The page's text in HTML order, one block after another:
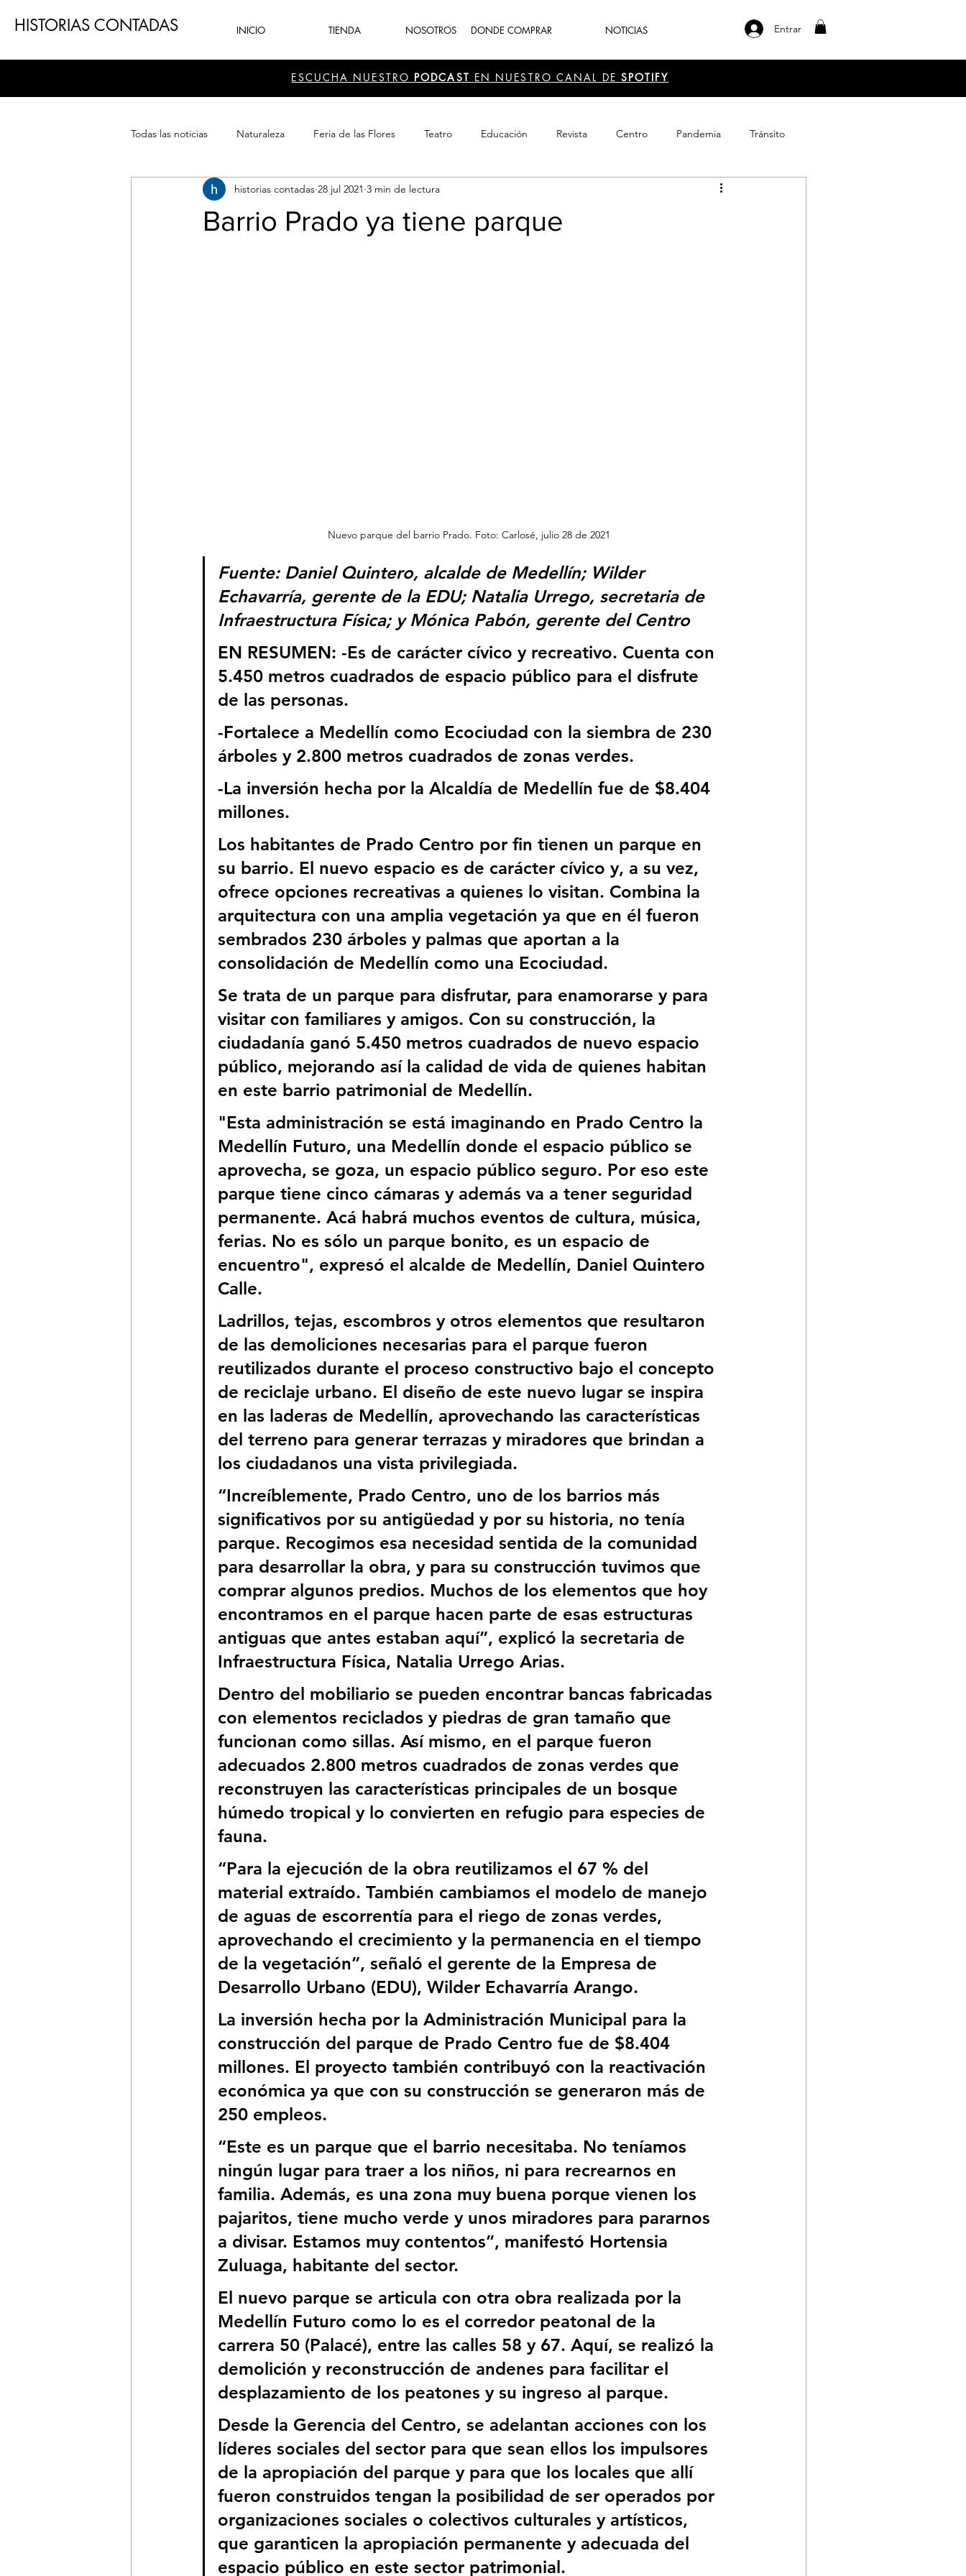
HISTORIAS CONTADAS INICIO TIENDA NOSOTROS DONDE COMPRAR NOTICIAS Entrar
ESCUCHA NUESTRO PODCAST EN NUESTRO CANAL DE SPOTIFY
Todas las noticias Naturaleza Feria de las Flores Teatro Educación Revista Centro Pandemia Tránsito
Patrimonio Sector Cultura Recreación Emprendimiento
Barrio Prado ya tiene parque
historias contadas 28 jul 2021 3 min de lectura
Nuevo parque del barrio Prado. Foto: Carlosé, julio 28 de 2021
Fuente: Daniel Quintero, alcalde de Medellín; Wilder
Echavarría, gerente de la EDU; Natalia Urrego, secretaria de
Infraestructura Física; y Mónica Pabón, gerente del Centro
EN RESUMEN: -Es de carácter cívico y recreativo. Cuenta con
5.450 metros cuadrados de espacio público para el disfrute
de las personas.
-Fortalece a Medellín como Ecociudad con la siembra de 230
árboles y 2.800 metros cuadrados de zonas verdes.
-La inversión hecha por la Alcaldía de Medellín fue de $8.404
millones.
Los habitantes de Prado Centro por fin tienen un parque en
su barrio. El nuevo espacio es de carácter cívico y, a su vez,
ofrece opciones recreativas a quienes lo visitan. Combina la
arquitectura con una amplia vegetación ya que en él fueron
sembrados 230 árboles y palmas que aportan a la
consolidación de Medellín como una Ecociudad.
Se trata de un parque para disfrutar, para enamorarse y para
visitar con familiares y amigos. Con su construcción, la
ciudadanía ganó 5.450 metros cuadrados de nuevo espacio
público, mejorando así la calidad de vida de quienes habitan
en este barrio patrimonial de Medellín.
"Esta administración se está imaginando en Prado Centro la
Medellín Futuro, una Medellín donde el espacio público se
aprovecha, se goza, un espacio público seguro. Por eso este
parque tiene cinco cámaras y además va a tener seguridad
permanente. Acá habrá muchos eventos de cultura, música,
ferias. No es sólo un parque bonito, es un espacio de
encuentro", expresó el alcalde de Medellín, Daniel Quintero
Calle.
Ladrillos, tejas, escombros y otros elementos que resultaron
de las demoliciones necesarias para el parque fueron
reutilizados durante el proceso constructivo bajo el concepto
de reciclaje urbano. El diseño de este nuevo lugar se inspira
en las laderas de Medellín, aprovechando las características
del terreno para generar terrazas y miradores que brindan a
los ciudadanos una vista privilegiada.
“Increíblemente, Prado Centro, uno de los barrios más
significativos por su antigüedad y por su historia, no tenía
parque. Recogimos esa necesidad sentida de la comunidad
para desarrollar la obra, y para su construcción tuvimos que
comprar algunos predios. Muchos de los elementos que hoy
encontramos en el parque hacen parte de esas estructuras
antiguas que antes estaban aquí”, explicó la secretaria de
Infraestructura Física, Natalia Urrego Arias.
Dentro del mobiliario se pueden encontrar bancas fabricadas
con elementos reciclados y piedras de gran tamaño que
funcionan como sillas. Así mismo, en el parque fueron
adecuados 2.800 metros cuadrados de zonas verdes que
reconstruyen las características principales de un bosque
húmedo tropical y lo convierten en refugio para especies de
fauna.
“Para la ejecución de la obra reutilizamos el 67 % del
material extraído. También cambiamos el modelo de manejo
de aguas de escorrentía para el riego de zonas verdes,
aprovechando el crecimiento y la permanencia en el tiempo
de la vegetación”, señaló el gerente de la Empresa de
Desarrollo Urbano (EDU), Wilder Echavarría Arango.
La inversión hecha por la Administración Municipal para la
construcción del parque de Prado Centro fue de $8.404
millones. El proyecto también contribuyó con la reactivación
económica ya que con su construcción se generaron más de
250 empleos.
“Este es un parque que el barrio necesitaba. No teníamos
ningún lugar para traer a los niños, ni para recrearnos en
familia. Además, es una zona muy buena porque vienen los
pajaritos, tiene mucho verde y unos miradores para pararnos
a divisar. Estamos muy contentos”, manifestó Hortensia
Zuluaga, habitante del sector.
El nuevo parque se articula con otra obra realizada por la
Medellín Futuro como lo es el corredor peatonal de la
carrera 50 (Palacé), entre las calles 58 y 67. Aquí, se realizó la
demolición y reconstrucción de andenes para facilitar el
desplazamiento de los peatones y su ingreso al parque.
Desde la Gerencia del Centro, se adelantan acciones con los
líderes sociales del sector para que sean ellos los impulsores
de la apropiación del parque y para que los locales que allí
fueron construidos tengan la posibilidad de ser operados por
organizaciones sociales o colectivos culturales y artísticos,
que garanticen la apropiación permanente y adecuada del
espacio público en este sector patrimonial.